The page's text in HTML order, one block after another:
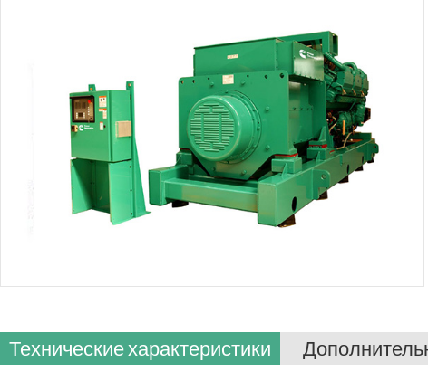
Технические характеристики